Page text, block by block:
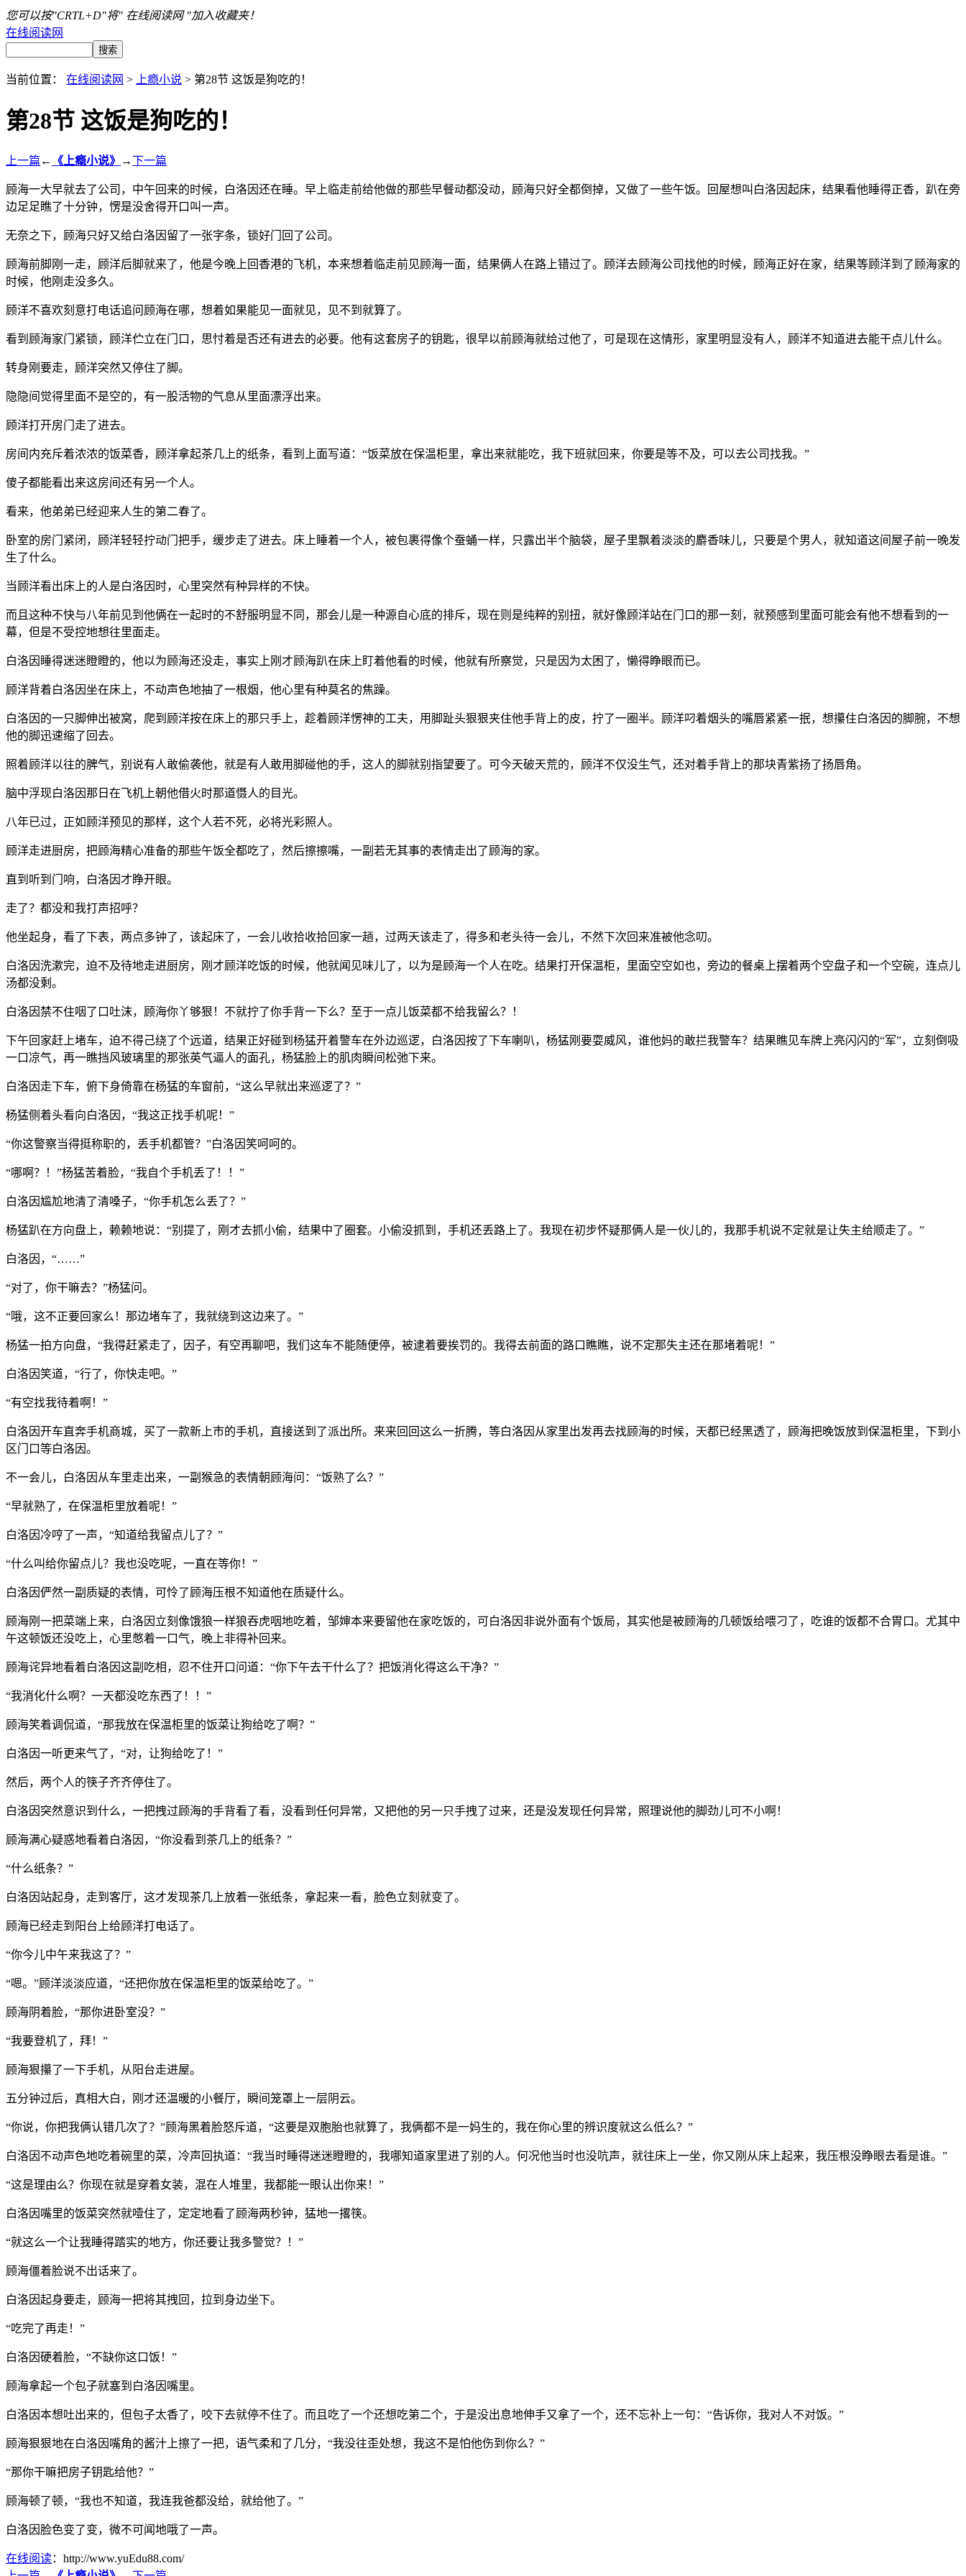
您可以按"CRTL+D"将" 在线阅读网 "加入收藏夹！
在线阅读网
当前位置： 在线阅读网 > 上瘾小说 > 第28节 这饭是狗吃的！
第28节 这饭是狗吃的！
上一篇 ← 《上瘾小说》 →下一篇
顾海一大早就去了公司，中午回来的时候，白洛因还在睡。早上临走前给他做的那些早餐动都没动，顾海只好全都倒掉，又做了一些午饭。回屋想叫白洛因起床，结果看他睡得正香，趴在旁
边足足瞧了十分钟，愣是没舍得开口叫一声。
无奈之下，顾海只好又给白洛因留了一张字条，锁好门回了公司。
顾海前脚刚一走，顾洋后脚就来了，他是今晚上回香港的飞机，本来想着临走前见顾海一面，结果俩人在路上错过了。顾洋去顾海公司找他的时候，顾海正好在家，结果等顾洋到了顾海家的
时候，他刚走没多久。
顾洋不喜欢刻意打电话追问顾海在哪，想着如果能见一面就见，见不到就算了。
看到顾海家门紧锁，顾洋伫立在门口，思忖着是否还有进去的必要。他有这套房子的钥匙，很早以前顾海就给过他了，可是现在这情形，家里明显没有人，顾洋不知道进去能干点儿什么。
转身刚要走，顾洋突然又停住了脚。
隐隐间觉得里面不是空的，有一股活物的气息从里面漂浮出来。
顾洋打开房门走了进去。
房间内充斥着浓浓的饭菜香，顾洋拿起茶几上的纸条，看到上面写道：“饭菜放在保温柜里，拿出来就能吃，我下班就回来，你要是等不及，可以去公司找我。”
傻子都能看出来这房间还有另一个人。
看来，他弟弟已经迎来人生的第二春了。
卧室的房门紧闭，顾洋轻轻拧动门把手，缓步走了进去。床上睡着一个人，被包裹得像个蚕蛹一样，只露出半个脑袋，屋子里飘着淡淡的麝香味儿，只要是个男人，就知道这间屋子前一晚发
生了什么。
当顾洋看出床上的人是白洛因时，心里突然有种异样的不快。
而且这种不快与八年前见到他俩在一起时的不舒服明显不同，那会儿是一种源自心底的排斥，现在则是纯粹的别扭，就好像顾洋站在门口的那一刻，就预感到里面可能会有他不想看到的一
幕，但是不受控地想往里面走。
白洛因睡得迷迷瞪瞪的，他以为顾海还没走，事实上刚才顾海趴在床上盯着他看的时候，他就有所察觉，只是因为太困了，懒得睁眼而已。
顾洋背着白洛因坐在床上，不动声色地抽了一根烟，他心里有种莫名的焦躁。
白洛因的一只脚伸出被窝，爬到顾洋按在床上的那只手上，趁着顾洋愣神的工夫，用脚趾头狠狠夹住他手背上的皮，拧了一圈半。顾洋叼着烟头的嘴唇紧紧一抿，想攥住白洛因的脚腕，不想
他的脚迅速缩了回去。
照着顾洋以往的脾气，别说有人敢偷袭他，就是有人敢用脚碰他的手，这人的脚就别指望要了。可今天破天荒的，顾洋不仅没生气，还对着手背上的那块青紫扬了扬唇角。
脑中浮现白洛因那日在飞机上朝他借火时那道慑人的目光。
八年已过，正如顾洋预见的那样，这个人若不死，必将光彩照人。
顾洋走进厨房，把顾海精心准备的那些午饭全都吃了，然后擦擦嘴，一副若无其事的表情走出了顾海的家。
直到听到门响，白洛因才睁开眼。
走了？都没和我打声招呼？
他坐起身，看了下表，两点多钟了，该起床了，一会儿收拾收拾回家一趟，过两天该走了，得多和老头待一会儿，不然下次回来准被他念叨。
白洛因洗漱完，迫不及待地走进厨房，刚才顾洋吃饭的时候，他就闻见味儿了，以为是顾海一个人在吃。结果打开保温柜，里面空空如也，旁边的餐桌上摆着两个空盘子和一个空碗，连点儿
汤都没剩。
白洛因禁不住咽了口吐沫，顾海你丫够狠！不就拧了你手背一下么？至于一点儿饭菜都不给我留么？！
下午回家赶上堵车，迫不得己绕了个远道，结果正好碰到杨猛开着警车在外边巡逻，白洛因按了下车喇叭，杨猛刚要耍威风，谁他妈的敢拦我警车？结果瞧见车牌上亮闪闪的“军”，立刻倒吸
一口凉气，再一瞧挡风玻璃里的那张英气逼人的面孔，杨猛脸上的肌肉瞬间松弛下来。
白洛因走下车，俯下身倚靠在杨猛的车窗前，“这么早就出来巡逻了？”
杨猛侧着头看向白洛因，“我这正找手机呢！”
“你这警察当得挺称职的，丢手机都管？”白洛因笑呵呵的。
“哪啊？！”杨猛苦着脸，“我自个手机丢了！！”
白洛因尴尬地清了清嗓子，“你手机怎么丢了？”
杨猛趴在方向盘上，赖赖地说：“别提了，刚才去抓小偷，结果中了圈套。小偷没抓到，手机还丢路上了。我现在初步怀疑那俩人是一伙儿的，我那手机说不定就是让失主给顺走了。”
白洛因，“……”
“对了，你干嘛去？”杨猛问。
“哦，这不正要回家么！那边堵车了，我就绕到这边来了。”
杨猛一拍方向盘，“我得赶紧走了，因子，有空再聊吧，我们这车不能随便停，被逮着要挨罚的。我得去前面的路口瞧瞧，说不定那失主还在那堵着呢！”
白洛因笑道，“行了，你快走吧。”
“有空找我待着啊！”
白洛因开车直奔手机商城，买了一款新上市的手机，直接送到了派出所。来来回回这么一折腾，等白洛因从家里出发再去找顾海的时候，天都已经黑透了，顾海把晚饭放到保温柜里，下到小
区门口等白洛因。
不一会儿，白洛因从车里走出来，一副猴急的表情朝顾海问：“饭熟了么？”
“早就熟了，在保温柜里放着呢！”
白洛因冷哼了一声，“知道给我留点儿了？”
“什么叫给你留点儿？我也没吃呢，一直在等你！”
白洛因俨然一副质疑的表情，可怜了顾海压根不知道他在质疑什么。
顾海刚一把菜端上来，白洛因立刻像饿狼一样狼吞虎咽地吃着，邹婶本来要留他在家吃饭的，可白洛因非说外面有个饭局，其实他是被顾海的几顿饭给喂刁了，吃谁的饭都不合胃口。尤其中
午这顿饭还没吃上，心里憋着一口气，晚上非得补回来。
顾海诧异地看着白洛因这副吃相，忍不住开口问道：“你下午去干什么了？把饭消化得这么干净？”
“我消化什么啊？一天都没吃东西了！！”
顾海笑着调侃道，“那我放在保温柜里的饭菜让狗给吃了啊？”
白洛因一听更来气了，“对，让狗给吃了！”
然后，两个人的筷子齐齐停住了。
白洛因突然意识到什么，一把拽过顾海的手背看了看，没看到任何异常，又把他的另一只手拽了过来，还是没发现任何异常，照理说他的脚劲儿可不小啊！
顾海满心疑惑地看着白洛因，“你没看到茶几上的纸条？”
“什么纸条？”
白洛因站起身，走到客厅，这才发现茶几上放着一张纸条，拿起来一看，脸色立刻就变了。
顾海已经走到阳台上给顾洋打电话了。
“你今儿中午来我这了？”
“嗯。”顾洋淡淡应道，“还把你放在保温柜里的饭菜给吃了。”
顾海阴着脸，“那你进卧室没？”
“我要登机了，拜！”
顾海狠攥了一下手机，从阳台走进屋。
五分钟过后，真相大白，刚才还温暖的小餐厅，瞬间笼罩上一层阴云。
“你说，你把我俩认错几次了？”顾海黑着脸怒斥道，“这要是双胞胎也就算了，我俩都不是一妈生的，我在你心里的辨识度就这么低么？”
白洛因不动声色地吃着碗里的菜，冷声回执道：“我当时睡得迷迷瞪瞪的，我哪知道家里进了别的人。何况他当时也没吭声，就往床上一坐，你又刚从床上起来，我压根没睁眼去看是谁。”
“这是理由么？你现在就是穿着女装，混在人堆里，我都能一眼认出你来！”
白洛因嘴里的饭菜突然就噎住了，定定地看了顾海两秒钟，猛地一撂筷。
“就这么一个让我睡得踏实的地方，你还要让我多警觉？！”
顾海僵着脸说不出话来了。
白洛因起身要走，顾海一把将其拽回，拉到身边坐下。
“吃完了再走！”
白洛因硬着脸，“不缺你这口饭！”
顾海拿起一个包子就塞到白洛因嘴里。
白洛因本想吐出来的，但包子太香了，咬下去就停不住了。而且吃了一个还想吃第二个，于是没出息地伸手又拿了一个，还不忘补上一句：“告诉你，我对人不对饭。”
顾海狠狠地在白洛因嘴角的酱汁上擦了一把，语气柔和了几分，“我没往歪处想，我这不是怕他伤到你么？”
“那你干嘛把房子钥匙给他？”
顾海顿了顿，“我也不知道，我连我爸都没给，就给他了。”
白洛因脸色变了变，微不可闻地哦了一声。
在线阅读：http://www.yuEdu88.com/